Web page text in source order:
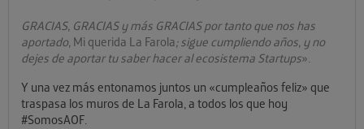
GRACIAS, GRACIAS y más GRACIAS por tanto que nos has
aportado, Mi querida La Farola; sigue cumpliendo años, y no
dejes de aportar tu saber hacer al ecosistema Startups».
Y una vez más entonamos juntos un «cumpleaños feliz» que
traspasa los muros de La Farola, a todos los que hoy
#SomosAOF.